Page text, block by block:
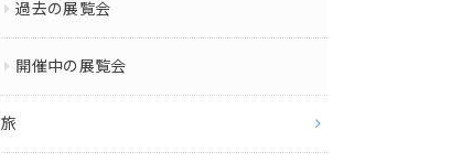
過去の展覧会
開催中の展覧会
旅